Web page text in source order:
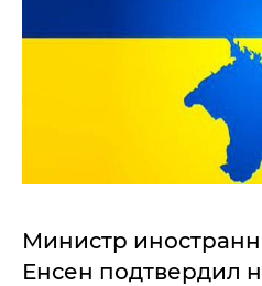
Министр
Енсен подтвердил